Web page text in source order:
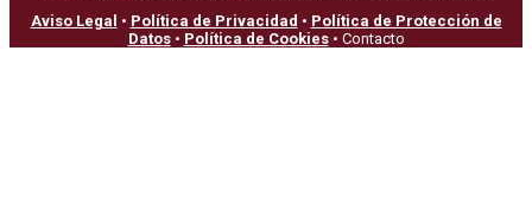
Aviso Legal • Política de Privacidad • Política de Protección de
Datos• Política de Cookies• Contacto